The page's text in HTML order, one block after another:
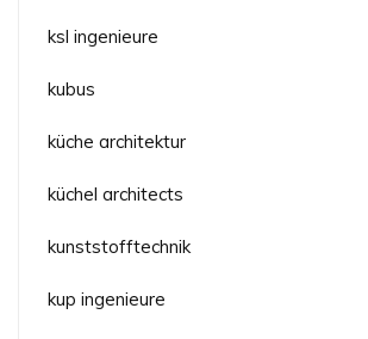
ksl ingenieure
kubus
küche architektur
küchel architects
kunststofftechnik
kup ingenieure